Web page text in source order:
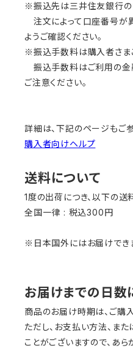
※振込先は三井住友銀行の
注文によって口座番号が
ようご確認ください。
※振込手数料は購入者さま
振込手数料はご利用の金
ご注意ください。
詳細は、下記のページもご参
購入者向けヘルプ
送料について
1度の出荷につき、以下の送
全国一律 : 税込300円
※日本国外にはお届けでき
お届けまでの日数
商品のお届け時期は、ご購
ただし、お支払い方法、ま
ことがございますので、あら